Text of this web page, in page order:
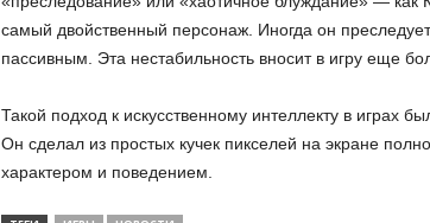
самый двойственный персонаж. Иногда он
пассивным. Эта нестабильность вносит в игру еще
Такой подход к искусственному интеллекту в играх
Он сделал из простых кучек пикселей на экране
характером и поведением.